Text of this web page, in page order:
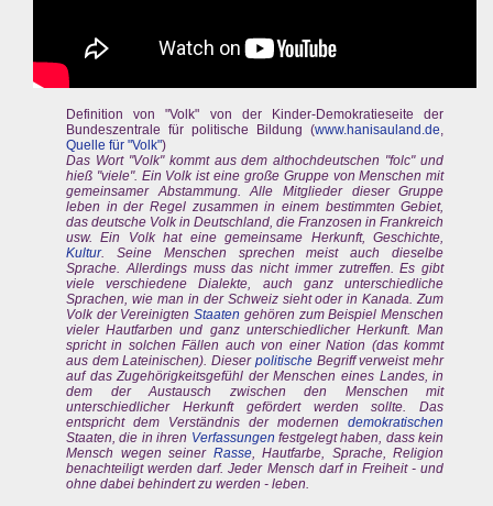
Definition von "Volk" von der Kinder-Demokratieseite der
Bundeszentrale für politische Bildung (www.hanisauland.de,
Quelle für "Volk")
Das Wort "Volk" kommt aus dem althochdeutschen "folc" und
hieß "viele". Ein Volk ist eine große Gruppe von Menschen mit
gemeinsamer Abstammung. Alle Mitglieder dieser Gruppe
leben in der Regel zusammen in einem bestimmten Gebiet,
das deutsche Volk in Deutschland, die Franzosen in Frankreich
usw. Ein Volk hat eine gemeinsame Herkunft, Geschichte,
Kultur. Seine Menschen sprechen meist auch dieselbe
Sprache. Allerdings muss das nicht immer zutreffen. Es gibt
viele verschiedene Dialekte, auch ganz unterschiedliche
Sprachen, wie man in der Schweiz sieht oder in Kanada. Zum
Volk der VereinigtenStaaten gehören zum Beispiel Menschen
vieler Hautfarben und ganz unterschiedlicher Herkunft. Man
spricht in solchen Fällen auch von einer Nation (das kommt
aus dem Lateinischen). Dieser politischeBegriff verweist mehr
auf das Zugehörigkeitsgefühl der Menschen eines Landes, in
dem der Austausch zwischen den Menschen mit
unterschiedlicher Herkunft gefördert werden sollte. Das
entspricht dem Verständnis der modernendemokratischen
Staaten, die in ihren Verfassungen festgelegt haben, dass kein
Mensch wegen seiner Rasse, Hautfarbe, Sprache, Religion
benachteiligt werden darf. Jeder Mensch darf in Freiheit - und
ohne dabei behindert zu werden - leben.